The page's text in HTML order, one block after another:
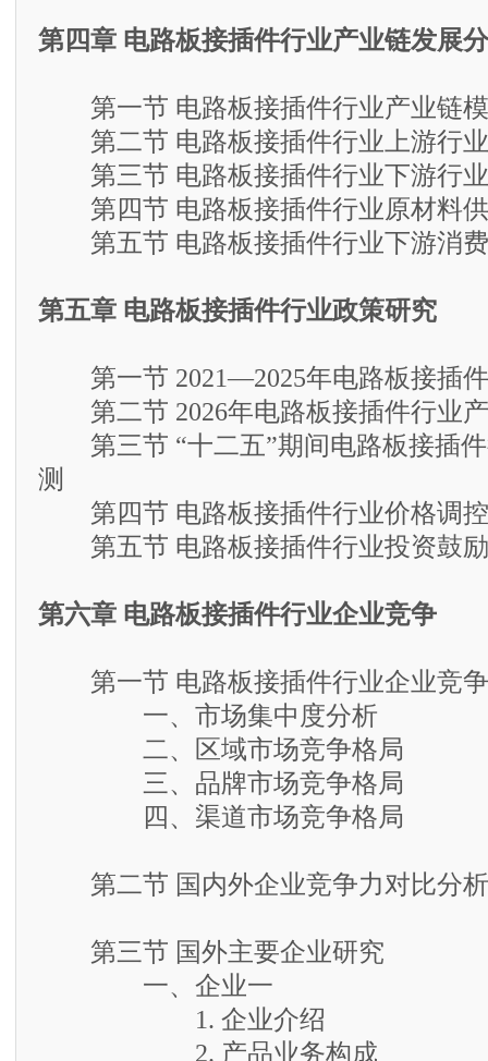
第四章 电路板接插件行业产业链发展
第一节 电路板接插件行业产业链
第二节 电路板接插件行业上游行
第三节 电路板接插件行业下游行
第四节 电路板接插件行业原材料
第五节 电路板接插件行业下游消
第五章 电路板接插件行业政策研究
第一节 2021—2025年电路板接插件
第二节 2026年电路板接插件行业
第三节 “十二五”期间电路板接插件
测
第四节 电路板接插件行业价格调
第五节 电路板接插件行业投资鼓励
第六章 电路板接插件行业企业竞争
第一节 电路板接插件行业企业竞
一、市场集中度分析
二、区域市场竞争格局
三、品牌市场竞争格局
四、渠道市场竞争格局
第二节 国内外企业竞争力对比分析
第三节 国外主要企业研究
一、企业一
1. 企业介绍
2. 产品业务构成